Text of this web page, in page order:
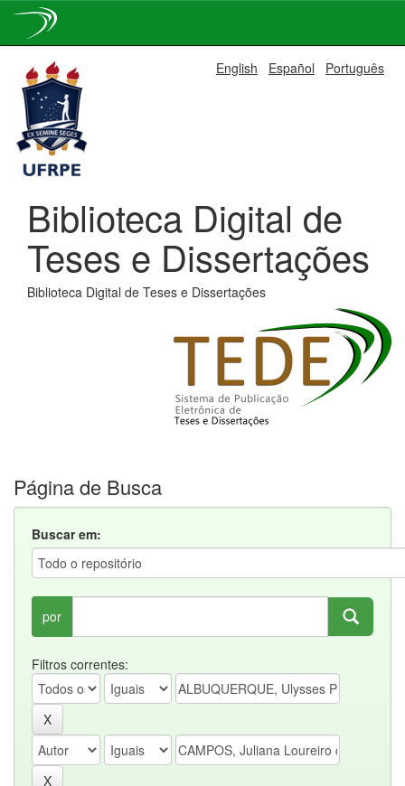
navigation
English Español Português
Biblioteca Digital de
Teses e Dissertações
Biblioteca Digital de Teses e Dissertações
Página de Busca
Buscar em:
por
Filtros correntes: